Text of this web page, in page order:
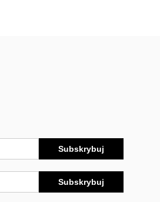
Subskrybuj
Subskrybuj